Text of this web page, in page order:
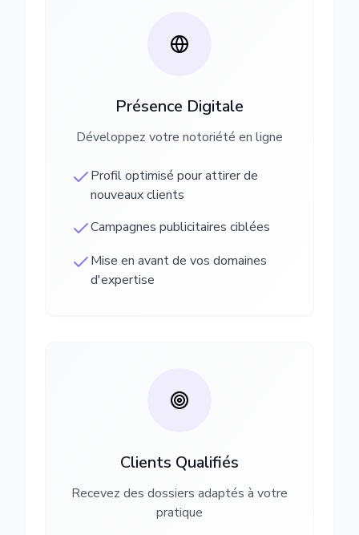
Présence Digitale
Développez votre notoriété en ligne
Profil optimisé pour attirer de
nouveaux clients
Campagnes publicitaires ciblées
Mise en avant de vos domaines
d'expertise
Clients Qualifiés
Recevez des dossiers adaptés à votre
pratique